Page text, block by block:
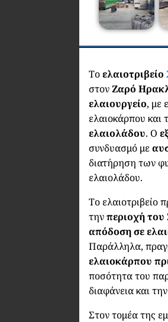
Τοελαιοτριβείο
στονΖαρό
ελαιουργείο, με
ελαιοκάρπου και
ελαιολάδου. Ο
συνδυασμό με
διατήρηση των
ελαιολάδου.
Το ελαιοτριβείο
τηνπεριοχή
απόδοση σε
Παράλληλα,
ελαιοκάρπου
ποσότητα του
διαφάνεια και
Στον τομέα της